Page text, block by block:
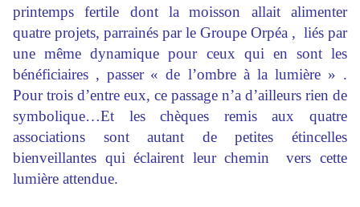
printemps fertile dont la
moisson allait alimenter
quatre projets, parrainés par le Groupe Orpéa , liés par
une même dynamique pour ceux qui en sont les
bénéficiaires , passer « de l’ombre à la lumière » .
Pour trois d’entre eux, ce passage n’a d’ailleurs rien de
symbolique…Et les chèques remis aux quatre
associations sont autant de petites étincelles
bienveillantes qui éclairent leur chemin vers cette
lumière attendue.